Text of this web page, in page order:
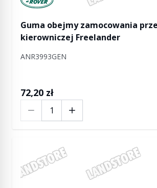
Guma obejmy zamocowania
kierowniczej Freelander
ANR3993GEN
72,20 zł